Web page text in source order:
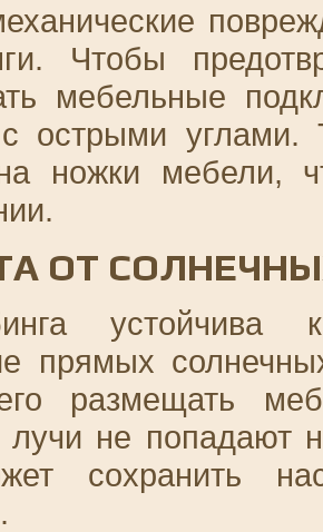
Чтобы
мебельные
острыми углами.
ножки мебели,
ОТ
устойчива
прямых
размещать
лучи не попадают
сохранить